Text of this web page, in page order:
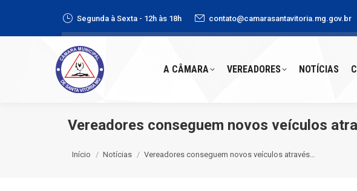
Segunda à Sexta - 12h às 18h contato@camarasantavitoria.mg.gov.br
A CÂMARA VEREADORES NOTÍCIAS
Vereadores conseguem novos veículos
Início Notícias Vereadores conseguem novos veículos através…
A CÂMARA VEREADORES NOTÍCIAS